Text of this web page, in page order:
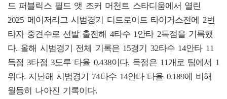
드 퍼블릭스 필드 앳 조커 머천트 스타디움에서 열린
2025 메이저리그 시범경기 디트로이트 타이거스전에 2번
타자 중견수로 선발 출전해 4타수 1안타 2득점을 기록했
다. 올해 시범경기 전체 기록은 15경기 32타수 14안타 11
득점 3타점 3도루 타율 0.438이다. 득점은 11개로 팀에서 1
위다. 지난해 시범경기 74타수 14안타 타율 0.189에 비해
월등히 나아진 기록이다.